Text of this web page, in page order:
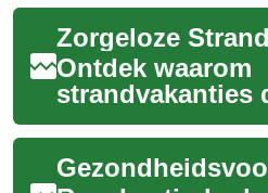
ontspanning,
aromat...
Ontdek waarom
strandvakanties
keuze zijn voor
verlangen naar
gezondheid en